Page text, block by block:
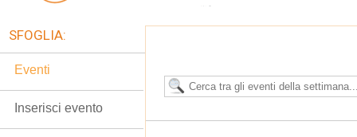
SFOGLIA:
Eventi
Inserisci evento